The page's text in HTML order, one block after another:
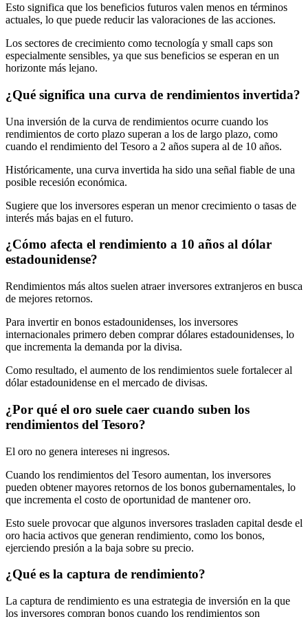
Esto significa que los beneficios futuros valen menos en términos
actuales, lo que puede reducir las valoraciones de las acciones.
Los sectores de crecimiento como tecnología y small caps son
especialmente sensibles, ya que sus beneficios se esperan en un
horizonte más lejano.
¿Qué significa una curva de rendimientos invertida?
Una inversión de la curva de rendimientos ocurre cuando los
rendimientos de corto plazo superan a los de largo plazo, como
cuando el rendimiento del Tesoro a 2 años supera al de 10 años.
Históricamente, una curva invertida ha sido una señal fiable de una
posible recesión económica.
Sugiere que los inversores esperan un menor crecimiento o tasas de
interés más bajas en el futuro.
¿Cómo afecta el rendimiento a 10 años al dólar
estadounidense?
Rendimientos más altos suelen atraer inversores extranjeros en busca
de mejores retornos.
Para invertir en bonos estadounidenses, los inversores
internacionales primero deben comprar dólares estadounidenses, lo
que incrementa la demanda por la divisa.
Como resultado, el aumento de los rendimientos suele fortalecer al
dólar estadounidense en el mercado de divisas.
¿Por qué el oro suele caer cuando suben los
rendimientos del Tesoro?
El oro no genera intereses ni ingresos.
Cuando los rendimientos del Tesoro aumentan, los inversores
pueden obtener mayores retornos de los bonos gubernamentales, lo
que incrementa el costo de oportunidad de mantener oro.
Esto suele provocar que algunos inversores trasladen capital desde el
oro hacia activos que generan rendimiento, como los bonos,
ejerciendo presión a la baja sobre su precio.
¿Qué es la captura de rendimiento?
La captura de rendimiento es una estrategia de inversión en la que
los inversores compran bonos cuando los rendimientos son